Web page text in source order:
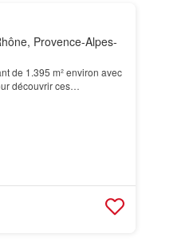
Provence-Alpes-
de 1.395 m² environ avec
découvrir ces
à vot…